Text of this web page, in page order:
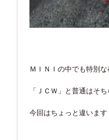
ＭＩＮＩの中でも特別
「ＪＣＷ」と普通はそ
今回はちょっと違います